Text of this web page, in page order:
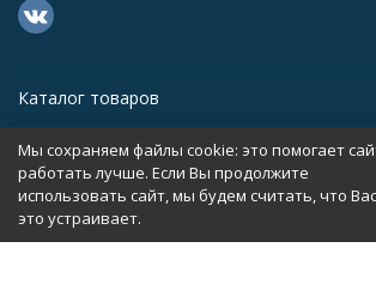
Каталог товаров
Помощь
Политика персональных данных
Мы сохраняем файлы cookie: это помогает
работать лучше. Если Вы продолжите
использовать сайт, мы будем считать, что Вас
это устраивает.